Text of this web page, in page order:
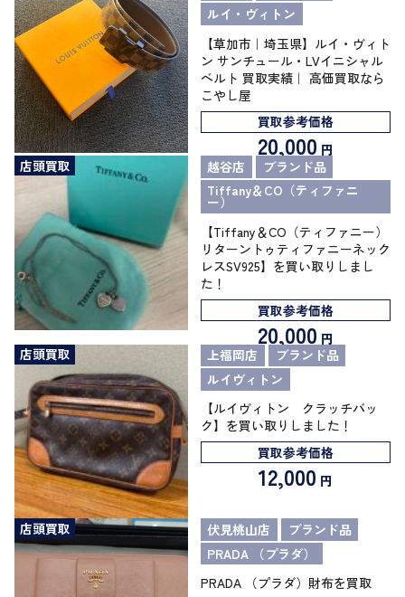
ルイ・ヴィトン
【草加市｜埼玉県】ルイ・ヴィト
ン サンチュール・LVイニシャル
ベルト 買取実績｜ 高価買取なら
こやし屋
買取参考価格
20,000 円
店頭買取
越谷店
ブランド品
Tiffany＆CO（ティファニ
ー）
【Tiffany＆CO（ティファニー）
リターントゥティファニーネック
レスSV925】を買い取りしまし
た！
買取参考価格
20,000 円
店頭買取
上福岡店
ブランド品
ルイヴィトン
【ルイヴィトン クラッチバッ
ク】を買い取りしました！
買取参考価格
12,000 円
店頭買取 伏見桃山店
ブランド品
PRADA （プラダ）
PRADA （プラダ）財布を買取